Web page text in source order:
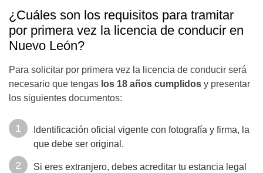
¿Cuáles son los requisitos para tramitar
por primera vez la licencia de conducir en
Nuevo León?
Para solicitar por primera vez la licencia de conducir será
necesario que tengas los 18 años cumplidos y presentar
los siguientes documentos:
Identificación oficial vigente con fotografía y firma, la
que debe ser original.
Si eres extranjero, debes acreditar tu estancia legal